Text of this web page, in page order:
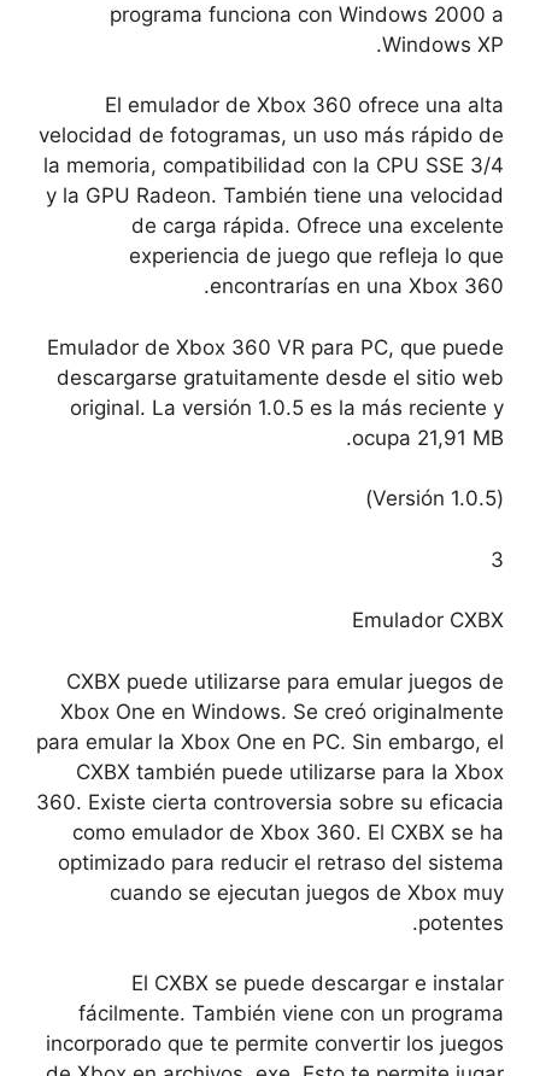
programa funciona con Windows 2000 a
Windows XP.
El emulador de Xbox 360 ofrece una alta
velocidad de fotogramas, un uso más rápido de
la memoria, compatibilidad con la CPU SSE 3/4
y la GPU Radeon. También tiene una velocidad
de carga rápida. Ofrece una excelente
experiencia de juego que refleja lo que
encontrarías en una Xbox 360.
Emulador de Xbox 360 VR para PC, que puede
descargarse gratuitamente desde el sitio web
original. La versión 1.0.5 es la más reciente y
ocupa 21,91 MB.
Emulador CXBX
CXBX puede utilizarse para emular juegos de
Xbox One en Windows. Se creó originalmente
para emular la Xbox One en PC. Sin embargo, el
CXBX también puede utilizarse para la Xbox
360. Existe cierta controversia sobre su eficacia
como emulador de Xbox 360. El CXBX se ha
optimizado para reducir el retraso del sistema
cuando se ejecutan juegos de Xbox muy
potentes.
El CXBX se puede descargar e instalar
fácilmente. También viene con un programa
incorporado que te permite convertir los juegos